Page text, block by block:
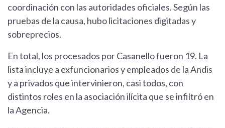
coordinación con las autoridades oficiales. Según las
pruebas de la causa, hubo licitaciones digitadas y
sobreprecios.
En total, los procesados por Casanello fueron 19. La
lista incluye a exfuncionarios y empleados de la Andis
y a privados que intervinieron, casi todos, con
distintos roles en la asociación ilícita que se infiltró en
la Agencia.